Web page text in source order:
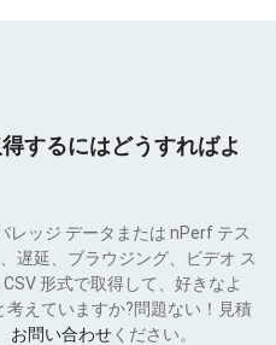
するにはどうすればよ
レッジ データまたは nPerf テス
遅延、ブラウジング、ビデオ ス
CSV 形式で取得して、好きなよ
考えていますか?問題ない！見積
お問い合わせください。